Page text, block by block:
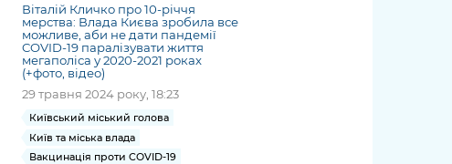
Віталій Кличко про 10-річчя
мерства: Влада Києва зробила все
можливе, аби не дати пандемії
COVID-19 паралізувати життя
мегаполіса у 2020-2021 роках
(+фото, відео)
29 травня 2024 року, 18:23
Київський міський голова
Київ та міська влада
Вакцинація проти COVID-19